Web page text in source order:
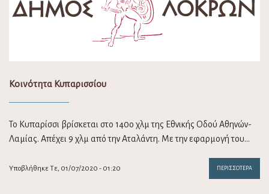
Κοινότητα Κυπαρισσίου
Το Κυπαρίσσι βρίσκεται στο 140ο χλμ της Εθνικής Οδού Αθηνών-
Λαμίας. Απέχει 9 χλμ από την Αταλάντη. Με την εφαρμογή του…
Υποβλήθηκε Τε, 01/07/2020 - 01:20 ΠΕΡΙΣΣΌΤΕΡΑ